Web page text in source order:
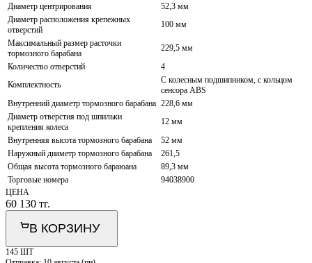
Диаметр центрирования
52,3 мм
Диаметр расположения крепежных
отверстий
100 мм
Максимальный размер расточки
тормозного барабана
229,5 мм
Количество отверстий
4
Комплектность
С колесным подшипником, с кольцом
сенсора ABS
Внутренний диаметр тормозного барабана 228,6 мм
Диаметр отверстия под шпильки
крепления колеса
12 мм
Внутренняя высота тормозного барабана
52 мм
Наружный диаметр тормозного барабана
261,5
Общая высота тормозного бараюана
89,3 мм
Торговые номера
94038900
ЦЕНА
60 130 тг.
В КОРЗИНУ
145 ШТ